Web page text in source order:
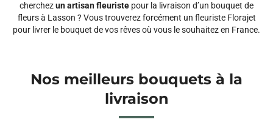
cherchezun artisan fleuriste pour la livraison d’un bouquet de
fleurs à Lasson ? Vous trouverez forcément un fleuriste Florajet
pour livrer le bouquet de vos rêves où vous le souhaitez en France.
Nos meilleurs bouquets à la
livraison